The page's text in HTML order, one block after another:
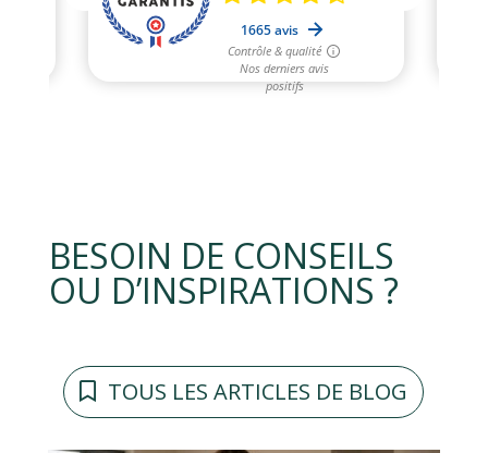
BESOIN DE CONSEILS
OU D’INSPIRATIONS ?
TOUS LES ARTICLES DE BLOG